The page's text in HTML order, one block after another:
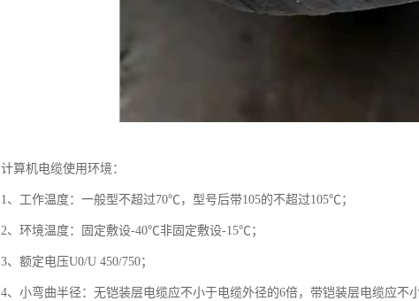
计算机电缆使用环境：
1、工作温度：一般型不超过70℃，型号后带105的不超过105℃；
2、环境温度：固定敷设-40℃非固定敷设-15℃；
3、额定电压U0/U 450/750；
4、小弯曲半径：无铠装层电缆应不小于电缆外径的6倍，带铠装层电缆应不